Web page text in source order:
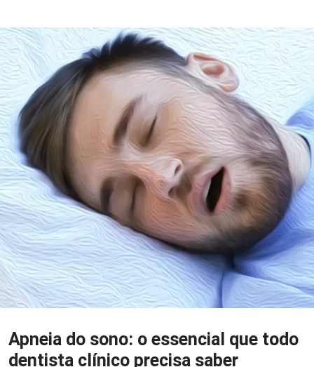
Apneia do sono: o essencial que todo
dentista clínico precisa saber